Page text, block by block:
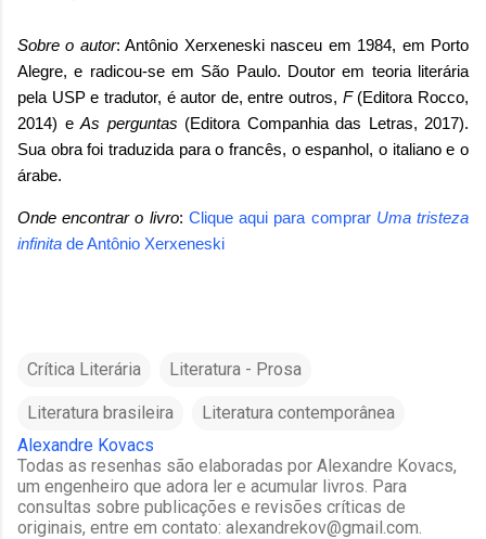
Sobre o autor: Antônio Xerxeneski nasceu em 1984, em Porto
Alegre, e radicou-se em São Paulo. Doutor em teoria literária
pela USP e tradutor, é autor de, entre outros, F(Editora Rocco,
2014) e As perguntas (Editora Companhia das Letras, 2017).
Sua obra foi traduzida para o francês, o espanhol, o italiano e o
árabe.
Onde encontrar o livro: Clique aqui para comprar Uma tristeza
infinita de Antônio Xerxeneski
Crítica Literária Literatura - Prosa
Literatura brasileira
Literatura contemporânea
Alexandre Kovacs
Todas as resenhas são elaboradas por Alexandre Kovacs,
um engenheiro que adora ler e acumular livros. Para
consultas sobre publicações e revisões críticas de
originais, entre em contato: alexandrekov@gmail.com.